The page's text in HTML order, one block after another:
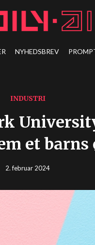
NYHEDSBREV
INDUSTRI
et barns
2. februar 2024